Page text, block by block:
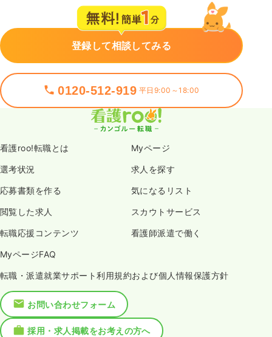
登録して相談してみる
0120-512-919 平日9:00～18:00
看護roo!転職とは Myページ
選考状況 求人を探す
応募書類を作る 気になるリスト
閲覧した求人 スカウトサービス
転職応援コンテンツ 看護師派遣で働く
MyページFAQ
転職・派遣就業サポート利用規約および個人情報保護方針
お問い合わせフォーム
採用・求人掲載をお考えの方へ